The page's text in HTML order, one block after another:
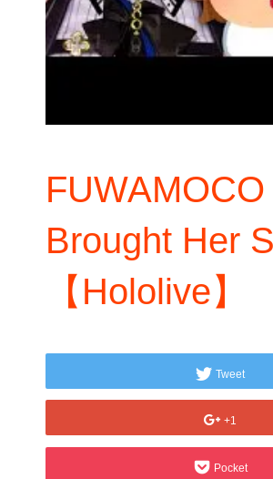
Brought Her
【Hololive】
Tweet
+1
Pocket